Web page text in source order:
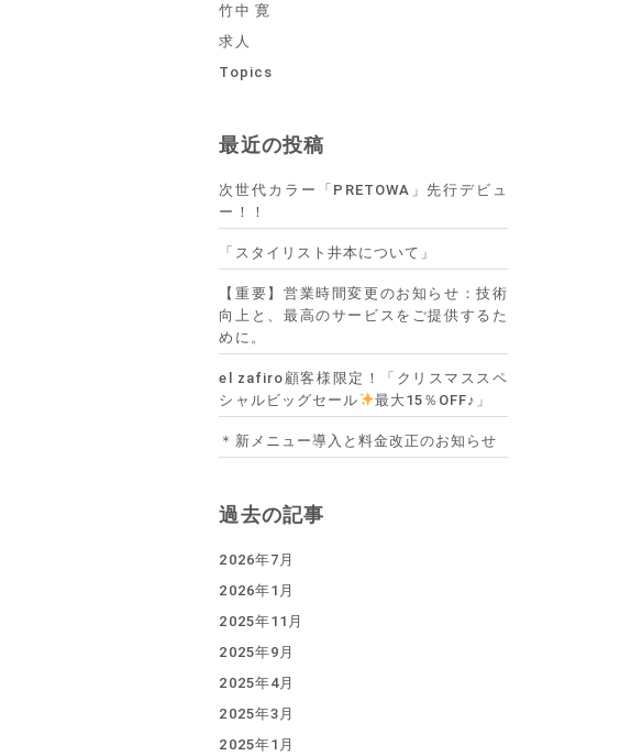
竹中 寛
求人
Topics
最近の投稿
次世代カラー「PRETOWA」先行デビュ
ー！！
「スタイリスト井本について」
【重要】営業時間変更のお知らせ：技術
向上と、最高のサービスをご提供するた
めに。
el zafiro顧客様限定！「クリスマススペ
シャルビッグセール
最大15％OFF♪」
＊新メニュー導入と料金改正のお知らせ
過去の記事
2026年7月
2026年1月
2025年11月
2025年9月
2025年4月
2025年3月
2025年1月